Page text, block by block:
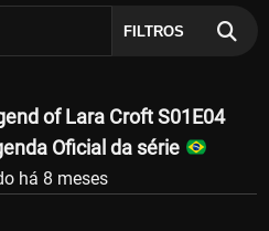
FILTROS
of Lara Croft S01E04
Oficial da série
há 8 meses